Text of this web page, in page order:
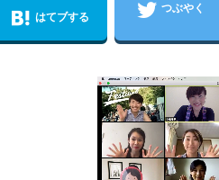
はてブする
つぶやく